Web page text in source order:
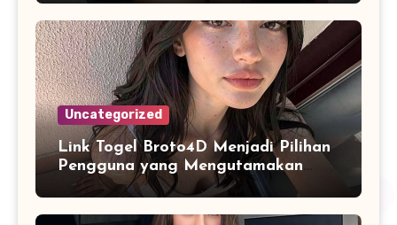
Uncategorized
Link Togel Broto4D Menjadi Pilihan
Pengguna yang Mengutamakan
Kemudahan Navigasi